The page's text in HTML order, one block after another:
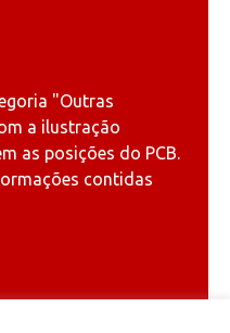
"Outras
a ilustração
as posições do PCB.
contidas